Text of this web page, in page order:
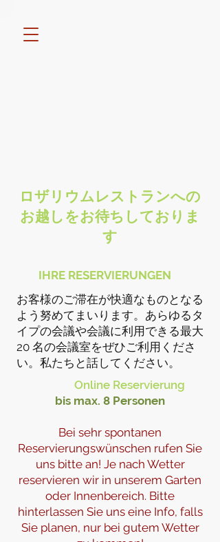
ロザリウムレストランへの
お越しをお待ちしておりま
す
IHRE RESERVIERUNGEN
お客様のご滞在が快適なものとなる
よう努めてまいります。あらゆるタ
イプの会議や会議に利用できる最大
20 名の会議室をぜひご利用くださ
い。私たちと話してください。
​
Online Reservierung
bis max. 8 Personen
Bei sehr spontanen
Reservierungswünschen rufen Sie
uns bittean! Je nach Wetter
reservieren wir in unserem Garten
oder Innenbereich. Bitte
hinterlassen Sie uns eine Info, falls
Sie planen, nur bei gutem Wetter